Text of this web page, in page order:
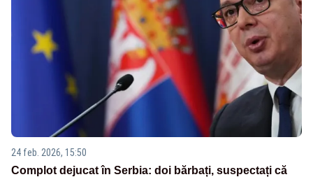
24 feb. 2026, 15:50
Complot dejucat în Serbia: doi bărbați, suspectați că